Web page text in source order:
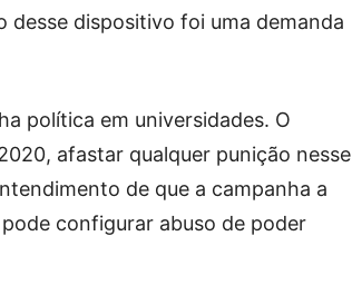
desse dispositivo foi uma demanda
política em universidades. O
afastar qualquer punição nesse
de que a campanha a
configurar abuso de poder